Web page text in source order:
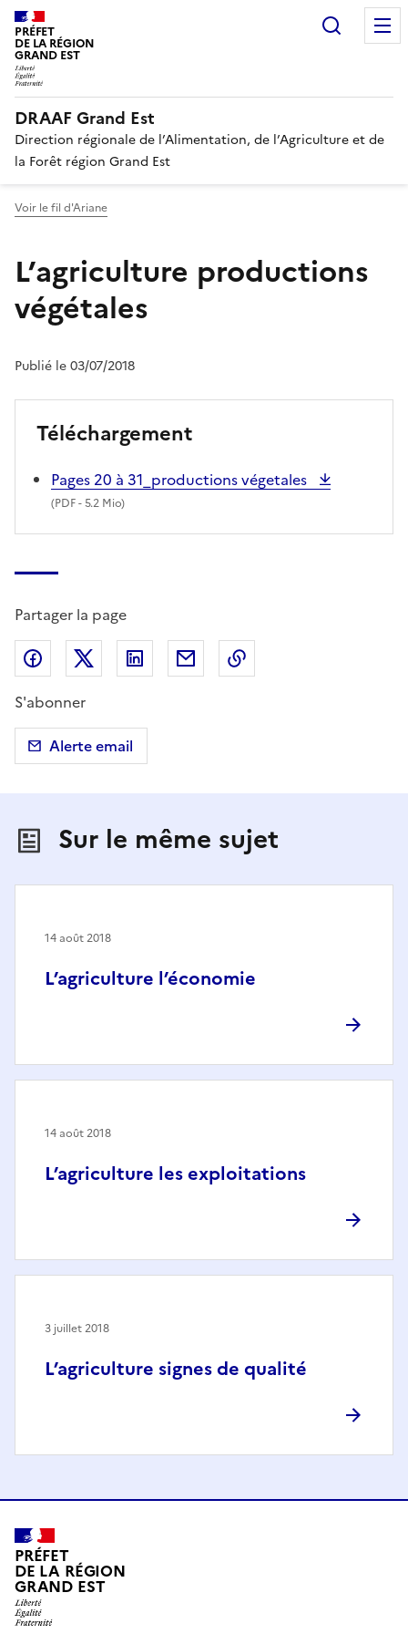
PRÉFET
DE LA RÉGION
GRAND EST
DRAAF Grand Est
Direction régionale de l’Alimentation, de l’Agriculture et de
la Forêt région Grand Est
Voir le fil d'Ariane
L’agriculture productions
végétales
Publié le 03/07/2018
Téléchargement
Pages 20 à 31_productions végetales
(PDF- 5.2 Mio)
Partager la page
Partager sur Facebook
Partager sur X (anciennement Twitter)
Partager sur LinkedIn
Partager par email
S'abonner
Alerte email
Sur le même sujet
L’agriculture l’économie
14 août 2018
L’agriculture les exploitations
14 août 2018
L’agriculture signes de qualité
3 juillet 2018
PRÉFET
DE LA RÉGION
GRAND EST